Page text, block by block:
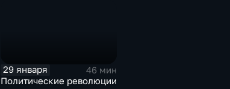
29 января
46 мин
Политические революции